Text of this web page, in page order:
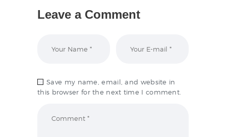
Leave a Comment
Save my name, email, and website in
this browser for the next time I comment.